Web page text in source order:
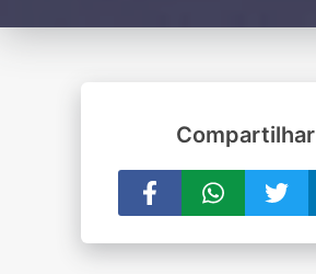
Compartilhar